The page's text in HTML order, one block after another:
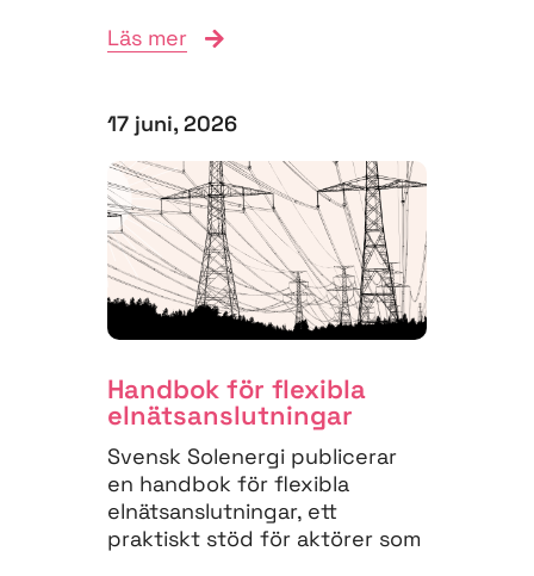
Läs mer
17 juni, 2026
Handbok för flexibla
elnäts­anslutningar
Svensk Solenergi publicerar
en handbok för flexibla
elnätsanslutningar, ett
praktiskt stöd för aktörer som